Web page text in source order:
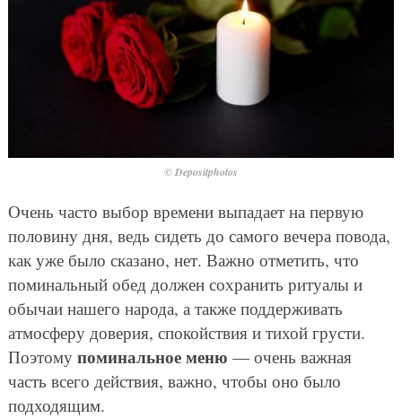
© Depositphotos
Очень часто выбор времени выпадает на первую
половину дня, ведь сидеть до самого вечера повода,
как уже было сказано, нет. Важно отметить, что
поминальный обед должен сохранить ритуалы и
обычаи нашего народа, а также поддерживать
атмосферу доверия, спокойствия и тихой грусти.
Поэтому поминальное меню — очень важная
часть всего действия, важно, чтобы оно было
подходящим.